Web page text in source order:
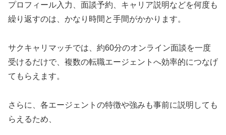
プロフィール入力、面談予約、キャリア説明などを何度も
繰り返すのは、かなり時間と手間がかかります。
サクキャリマッチでは、約60分のオンライン面談を一度
受けるだけで、複数の転職エージェントへ効率的につなげ
てもらえます。
さらに、各エージェントの特徴や強みも事前に説明しても
らえるため、